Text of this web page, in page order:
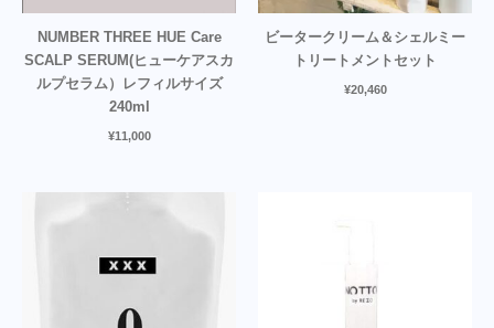
NUMBER THREE HUE Care
SCALP SERUM(ヒューケアスカ
ルプセラム）レフィルサイズ
240ml
¥11,000
ビータークリーム＆シェルミー
トリートメントセット
¥20,460